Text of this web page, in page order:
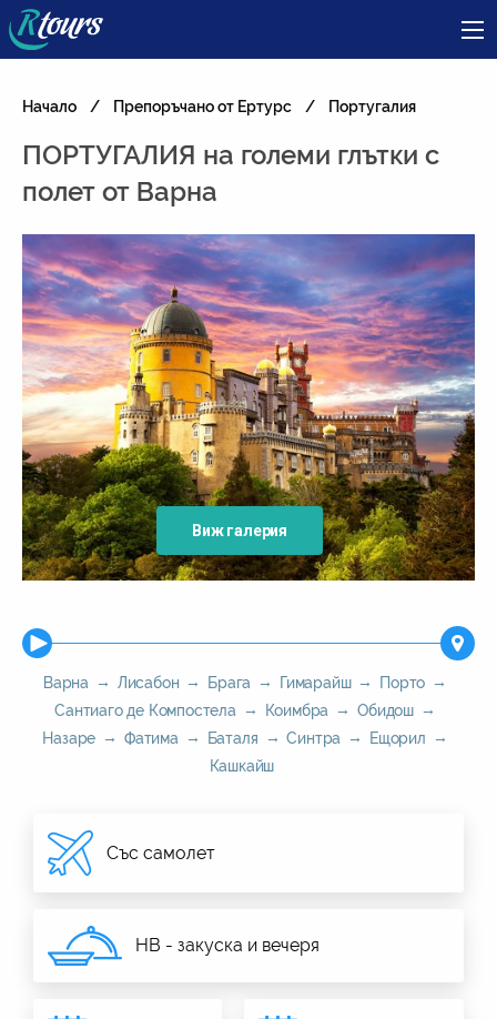
Начало Препоръчано от Ертурс Португалия
ПОРТУГАЛИЯ на големи глътки с
полет от Варна
Виж галерия
Варна Лисабон Брага Гимарайш
Порто
Сантиаго де Компостела
Коимбра
Обидош
Назаре
Фатима Баталя Синтра
Ещорил
Кашкайш
Със самолет
HB - закуска и вечеря